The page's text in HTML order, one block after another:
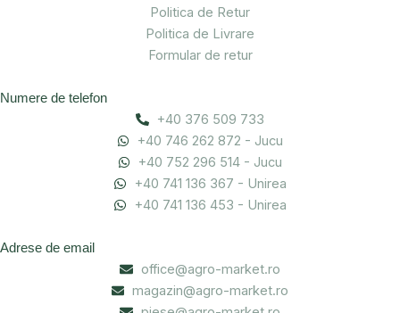
Politica de Retur
Politica de Livrare
Formular de retur
Numere de telefon
+40 376 509 733
+40 746 262 872 - Jucu
+40 752 296 514 - Jucu
+40 741 136 367 - Unirea
+40 741 136 453 - Unirea
Adrese de email
office@agro-market.ro
magazin@agro-market.ro